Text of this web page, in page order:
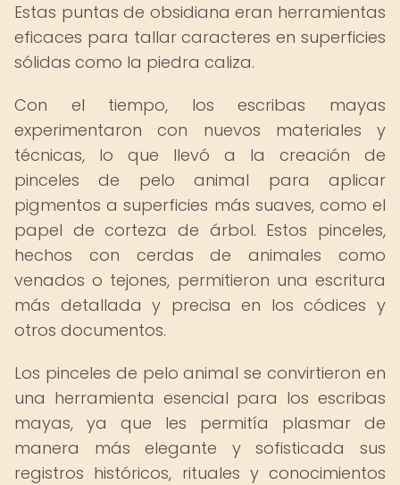
Estas puntas de obsidiana eran herramientas
eficaces para tallar caracteres en superficies
sólidas como la piedra caliza.
Con el tiempo, los escribas mayas
experimentaron con nuevos materiales y
técnicas, lo que llevó a la creación de
pinceles de pelo animal para aplicar
pigmentos a superficies más suaves, como el
papel de corteza de árbol. Estos pinceles,
hechos con cerdas de animales como
venados o tejones, permitieron una escritura
más detallada y precisa en los códices y
otros documentos.
Los pinceles de pelo animal se convirtieron en
una herramienta esencial para los escribas
mayas, ya que les permitía plasmar de
manera más elegante y sofisticada sus
registros históricos, rituales y conocimientos